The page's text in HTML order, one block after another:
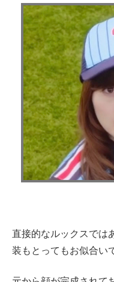
直接的なルックスでは
装もとってもお似合い